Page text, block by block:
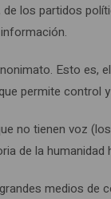
los partidos
Esto es,
permite
no tienen voz
de la
medios